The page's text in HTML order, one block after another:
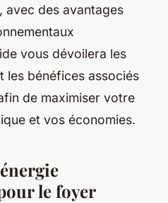
avec des avantages
vous dévoilera les
les bénéfices associés
de maximiser votre
et vos économies.
le foyer